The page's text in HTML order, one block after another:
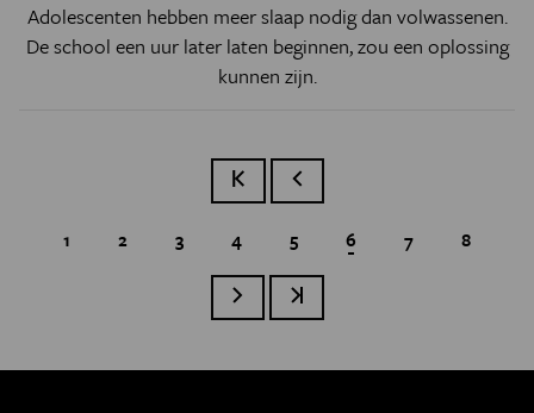
Adolescenten hebben meer slaap nodig dan volwassenen.
De school een uur later laten beginnen, zou een oplossing
kunnen zijn.
Paginatie
Eerste paginaVorige pagina
Page
1 Page
2 Page
3 Page
4 Page
5 Huidige pagina
6 Page
7 Page
8
Volgende paginaLaatste pagina